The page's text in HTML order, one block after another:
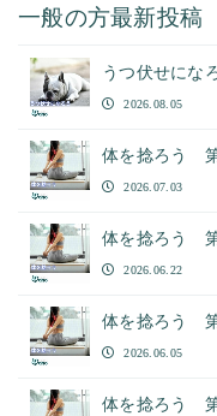
一般の方最新投稿
うつ伏せに
2026.08.05
体を捻ろう
2026.07.03
体を捻ろう
2026.06.22
体を捻ろう
2026.06.05
体を捻ろう